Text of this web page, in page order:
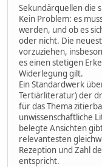
Sekundärquellen die
Kein Problem: es
werden, und ob es
oder nicht. Die
vorzuziehen,
es einen stetigen
Widerlegung gilt.
Ein Standardwerk
Tertiärliteratur) der
für das Thema
unwissenschaftliche
belegte Ansichten
relevantesten
Rezeption und Zahl
entspricht.